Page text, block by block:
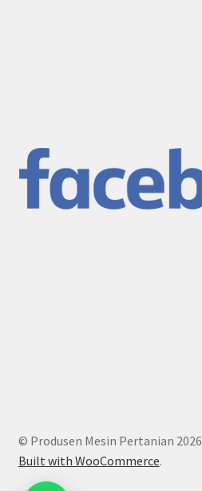
© Produsen Mesin Pertanian 2026
Built with WooCommerce.